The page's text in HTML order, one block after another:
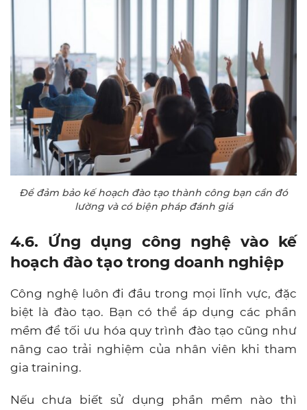
Để đảm bảo kế hoạch đào tạo thành công bạn cần đó
lường và có biện pháp đánh giá
4.6. Ứng dụng công nghệ vào kế
hoạch đào tạo trong doanh nghiệp
Công nghệ luôn đi đầu trong mọi lĩnh vực, đặc
biệt là đào tạo. Bạn có thể áp dụng các phần
mềm để tối ưu hóa quy trình đào tạo cũng như
nâng cao trải nghiệm của nhân viên khi tham
gia training.
Nếu chưa biết sử dụng phần mềm nào thì